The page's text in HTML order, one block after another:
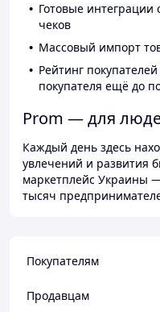
Готовые интеграции
чеков
Массовый импорт
Рейтинг
покупателя ещё до
Prom — для
Каждый день здесь
увлечений и развития
маркетплейс Украины
тысяч
Покупателям
Продавцам